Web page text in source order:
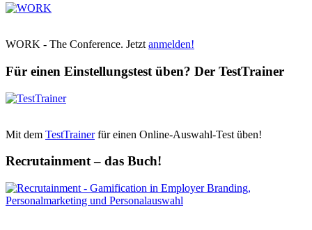
WORK - The Conference. Jetzt anmelden!
Für einen Einstellungstest üben? Der TestTrainer
Mit dem TestTrainerfür einen Online-Auswahl-Test üben!
Recrutainment – das Buch!